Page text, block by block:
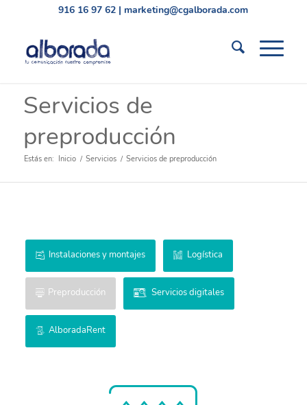
916 16 97 62 | marketing@cgalborada.com
Servicios de
preproducción
Estás en: Inicio / Servicios / Servicios de preproducción
Instalaciones y montajes Logística
Preproducción Servicios digitales
AlboradaRent